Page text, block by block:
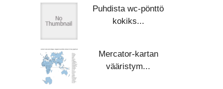
Puhdista wc-pönttö
kokiks...
Mercator-kartan
vääristym...